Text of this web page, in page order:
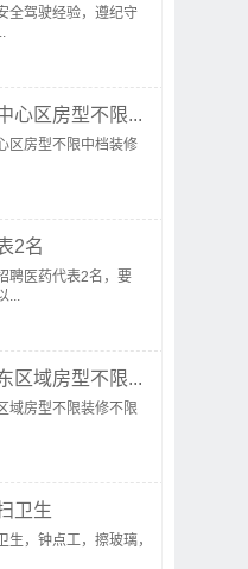
全驾驶经验，遵纪守
心区房型不限...
区房型不限中档装修
2名
聘医药代表2名，要
...
区域房型不限...
域房型不限装修不限
卫生
生，钟点工，擦玻璃，